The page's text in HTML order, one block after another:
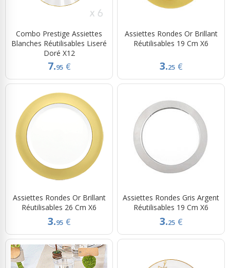
Combo Prestige Assiettes
Blanches Réutilisables Liseré
Doré X12
7.95 €
Assiettes Rondes Or Brillant
Réutilisables 19 Cm X6
3.25 €
Assiettes Rondes Or Brillant
Réutilisables 26 Cm X6
3.95 €
Assiettes Rondes Gris Argent
Réutilisables 19 Cm X6
3.25 €